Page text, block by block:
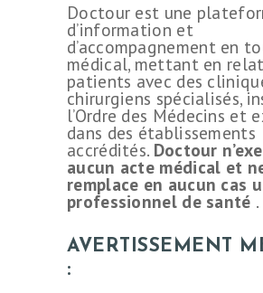
Doctour est une
d’information et
d’accompagnement en
médical, mettant en
patients avec des
chirurgiens spécialisés,
l’Ordre des Médecins et
dans des établissements
accrédités. Doctour
aucun acte médical et
remplace en aucun cas
professionnel de santé .
AVERTISSEMENT
: